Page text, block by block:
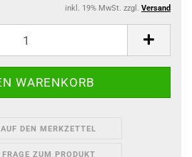
inkl. 19% MwSt. zzgl. Versand
AUF DEN MERKZETTEL
FRAGE ZUM PRODUKT